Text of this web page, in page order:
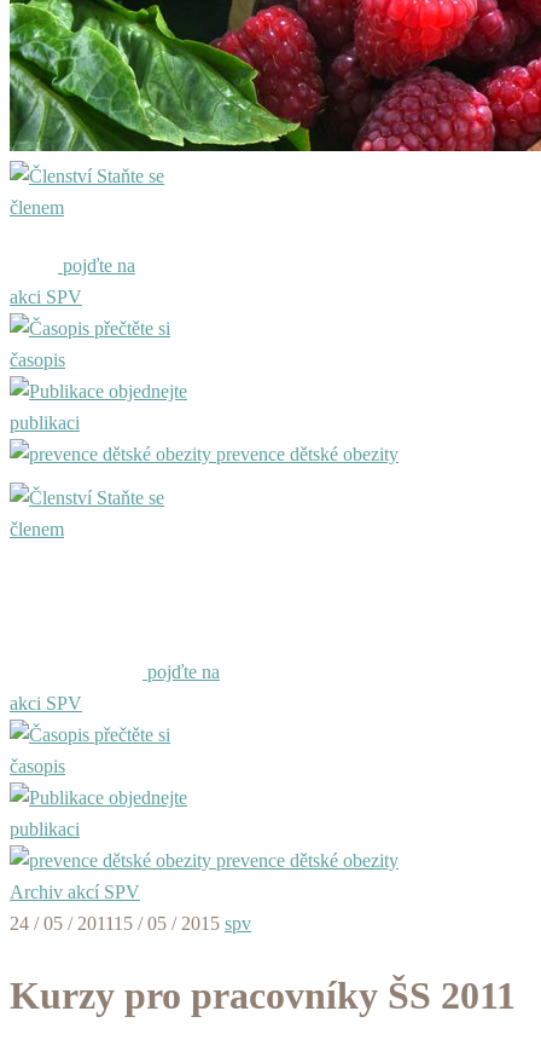
Staňte se
členem
pojďte na
akci SPV
přečtěte si
časopis
objednejte
publikaci
prevence dětské obezity
Staňte se
členem
pojďte na
akci SPV
přečtěte si
časopis
objednejte
publikaci
prevence dětské obezity
Archiv akcí SPV
24 / 05 / 201115 / 05 / 2015 spv
Kurzy pro pracovníky ŠS 2011